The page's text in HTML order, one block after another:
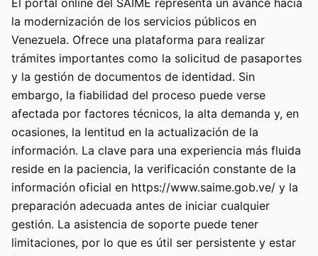
la modernización de los servicios públicos en
Venezuela. Ofrece una plataforma para realizar
trámites importantes como la solicitud de pasaportes
y la gestión de documentos de identidad. Sin
embargo, la fiabilidad del proceso puede verse
afectada por factores técnicos, la alta demanda y, en
ocasiones, la lentitud en la actualización de la
información. La clave para una experiencia más fluida
reside en la paciencia, la verificación constante de la
información oficial en https://www.saime.gob.ve/ y la
preparación adecuada antes de iniciar cualquier
gestión. La asistencia de soporte puede tener
limitaciones, por lo que es útil ser persistente y estar